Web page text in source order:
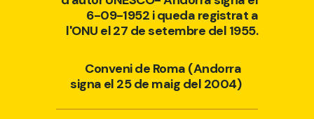
6-09-1952 i queda registrat a
l'ONU el 27 de setembre del 1955.
Conveni de Roma (Andorra
signa el 25 de maig del 2004)